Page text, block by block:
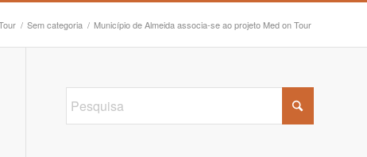
/ Sem categoria / Município de Almeida associa-se ao projeto Med on Tour